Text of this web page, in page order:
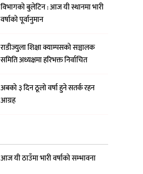
विभागको बुलेटिन : आज यी स्थानमा भारी
वर्षाको पूर्वानुमान
राडीज्युला शिक्षा क्याम्पसको सञ्चालक
समिति अध्यक्षमा हरिभक्त निर्वाचित
अबको ३ दिन ठूलो वर्षा हुने सतर्क रहन
आग्रह
आज यी ठाउँमा भारी वर्षाको सम्भावना